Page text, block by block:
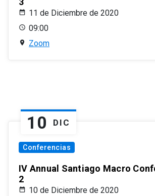
11 de Diciembre de 2020
09:00
Zoom
10 DIC
Conferencias
IV Annual Santiago Macro
2
10 de Diciembre de 2020